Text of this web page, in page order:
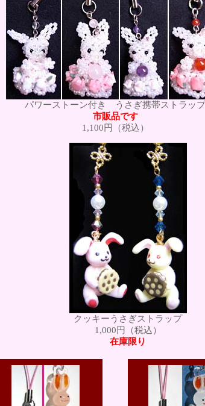
パワーストーン付き うさぎ携帯ストラップ
市販品です
1,100円（税込）
クッキーうさぎストラップ
1,000円（税込）
在庫限り